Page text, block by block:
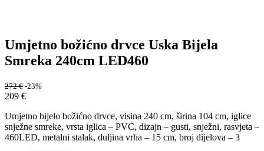
Umjetno božićno drvce Uska Bijela
Smreka 240cm LED460
272€ -23%
209 €
Umjetno bijelo božićno drvce, visina 240 cm, širina 104 cm, iglice
snježne smreke, vrsta iglica – PVC, dizajn – gusti, snježni, rasvjeta –
460LED, metalni stalak, duljina vrha – 15 cm, broj dijelova – 3